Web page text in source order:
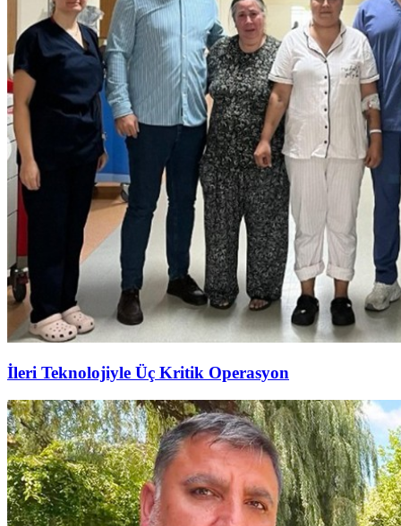
İleri Teknolojiyle Üç Kritik Operasyon